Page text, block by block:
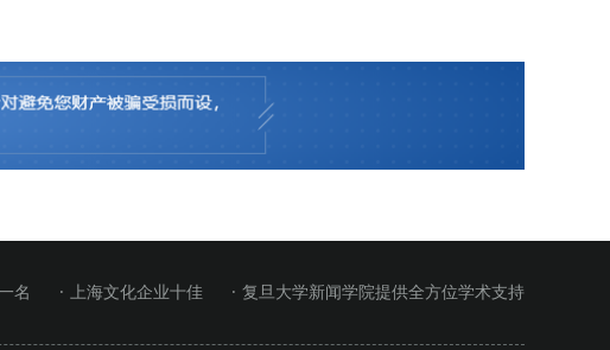
名 · 上海文化企业十佳 · 复旦大学新闻学院提供全方位学术支持